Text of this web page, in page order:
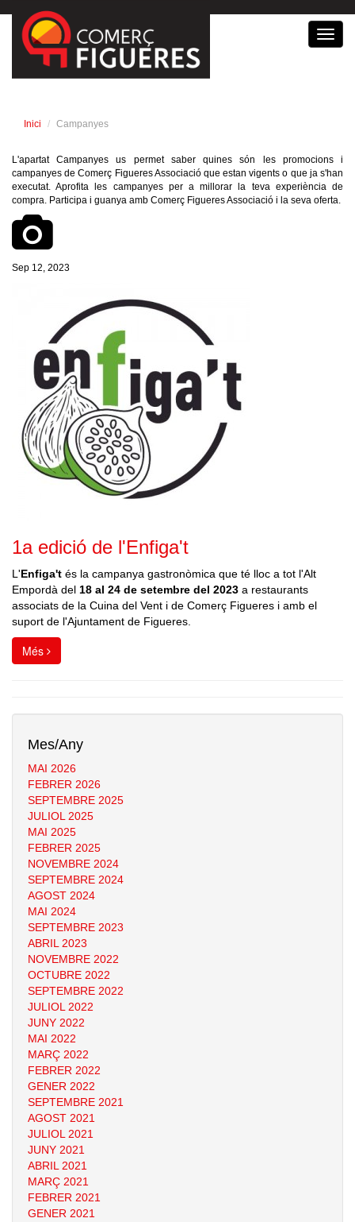
Inici Campanyes
L'apartat Campanyes us permet saber quines són les promocions i
campanyes de Comerç Figueres Associació que estan vigents o que ja s'han
executat. Aprofita les campanyes per a millorar la teva experiència de
compra. Participa i guanya amb Comerç Figueres Associació i la seva oferta.
Sep 12, 2023
1a edició de l'Enfiga't
L'Enfiga't és la campanya gastronòmica que té lloc a tot l'Alt
Empordà del 18 al 24 de setembre del 2023 a restaurants
associats de la Cuina del Vent i de Comerç Figueres i amb el
suport de l'Ajuntament de Figueres.
Més
Mes/Any
MAI 2026
FEBRER 2026
SEPTEMBRE 2025
JULIOL 2025
MAI 2025
FEBRER 2025
NOVEMBRE 2024
SEPTEMBRE 2024
AGOST 2024
MAI 2024
SEPTEMBRE 2023
ABRIL 2023
NOVEMBRE 2022
OCTUBRE 2022
SEPTEMBRE 2022
JULIOL 2022
JUNY 2022
MAI 2022
MARÇ 2022
FEBRER 2022
GENER 2022
SEPTEMBRE 2021
AGOST 2021
JULIOL 2021
JUNY 2021
ABRIL 2021
MARÇ 2021
FEBRER 2021
GENER 2021